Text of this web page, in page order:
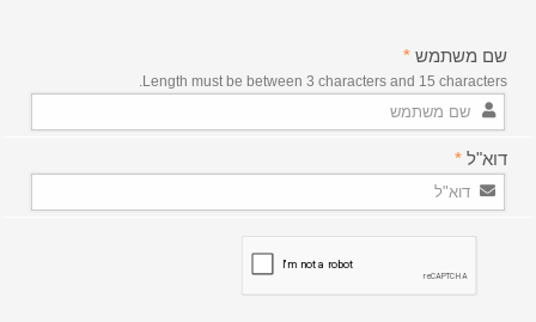
שם משתמש*
Length must be between 3 characters and 15 characters.
דוא"ל*